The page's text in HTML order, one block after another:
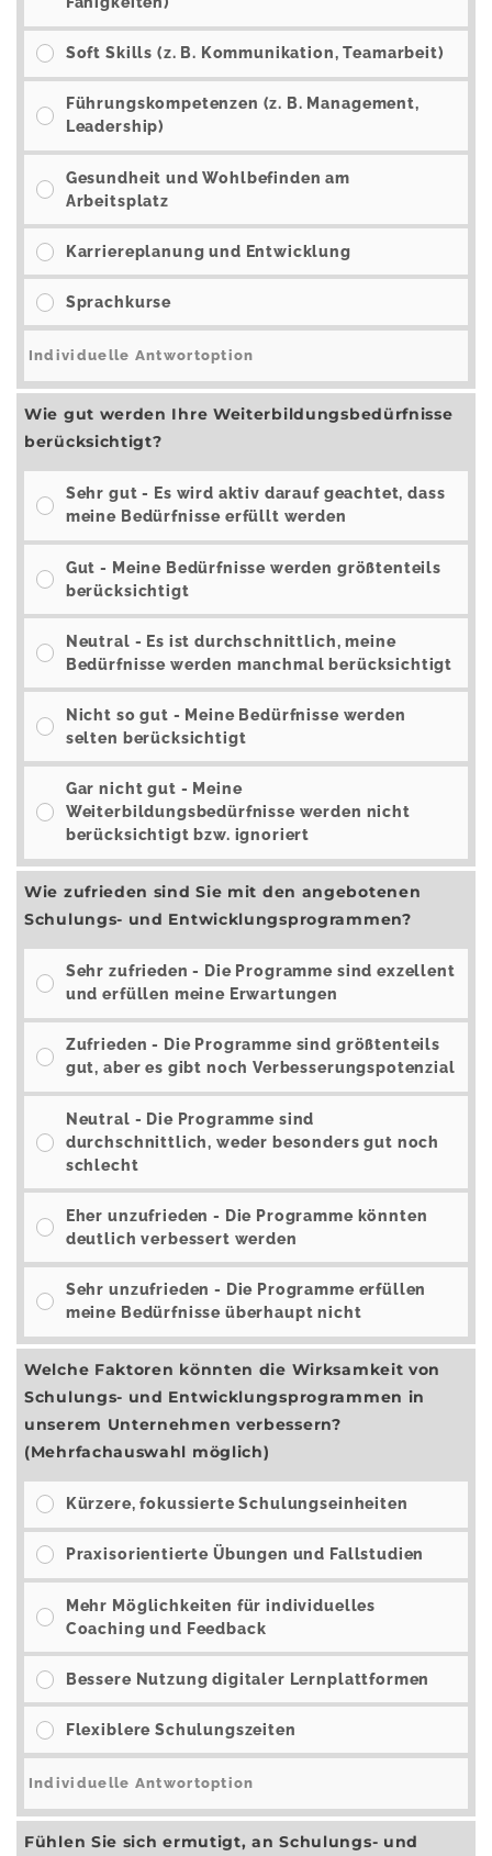
Soft Skills (z. B. Kommunikation, Teamarbeit)
Führungskompetenzen (z. B. Management,
Leadership)
Gesundheit und Wohlbefinden am
Arbeitsplatz
Karriereplanung und Entwicklung
Sprachkurse
Wie gut werden Ihre Weiterbildungsbedürfnisse
berücksichtigt?
Sehr gut - Es wird aktiv darauf geachtet, dass
meine Bedürfnisse erfüllt werden
Gut - Meine Bedürfnisse werden größtenteils
berücksichtigt
Neutral - Es ist durchschnittlich, meine
Bedürfnisse werden manchmal berücksichtigt
Nicht so gut - Meine Bedürfnisse werden
selten berücksichtigt
Gar nicht gut - Meine
Weiterbildungsbedürfnisse werden nicht
berücksichtigt bzw. ignoriert
Wie zufrieden sind Sie mit den angebotenen
Schulungs- und Entwicklungsprogrammen?
Sehr zufrieden - Die Programme sind exzellent
und erfüllen meine Erwartungen
Zufrieden - Die Programme sind größtenteils
gut, aber es gibt noch Verbesserungspotenzial
Neutral - Die Programme sind
durchschnittlich, weder besonders gut noch
schlecht
Eher unzufrieden - Die Programme könnten
deutlich verbessert werden
Sehr unzufrieden - Die Programme erfüllen
meine Bedürfnisse überhaupt nicht
Welche Faktoren könnten die Wirksamkeit von
Schulungs- und Entwicklungsprogrammen in
unserem Unternehmen verbessern?
(Mehrfachauswahl möglich)
Kürzere, fokussierte Schulungseinheiten
Praxisorientierte Übungen und Fallstudien
Mehr Möglichkeiten für individuelles
Coaching und Feedback
Bessere Nutzung digitaler Lernplattformen
Flexiblere Schulungszeiten
Fühlen Sie sich ermutigt, an Schulungs- und